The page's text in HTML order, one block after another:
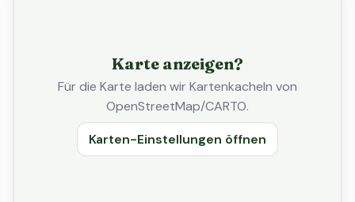
Karte anzeigen?
Für die Karte laden wir Kartenkacheln von
OpenStreetMap/CARTO.
Karten-Einstellungen öffnen